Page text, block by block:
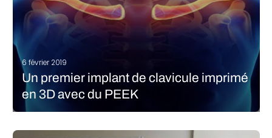
6 février 2019
Un premier implant de clavicule imprimé
en 3D avec du PEEK
de Kunming en Chine a réussi à implanter avec succès la